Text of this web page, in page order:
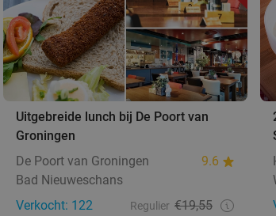
Uitgebreide lunch bij De Poort van
Groningen
De Poort van Groningen
9.6
Bad Nieuweschans
Verkocht: 122
Regulier €19,55